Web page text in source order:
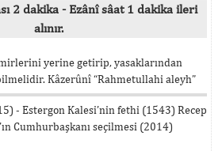
2 dakika - Ezânî sâat 1 dakika ileri
alınır.
yerine getirip, yasaklarından
Kâzerûnî “Rahmetullahi aleyh”
- Estergon Kalesi’nin fethi (1543) Recep
Cumhurbaşkanı seçilmesi (2014)